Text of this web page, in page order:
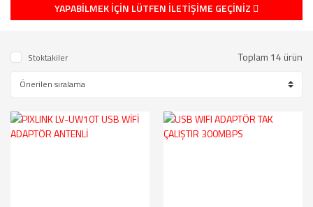
YAPABİLMEK İÇİN LÜTFEN İLETİŞİME GEÇİNİZ
Stoktakiler Toplam 14 ürün